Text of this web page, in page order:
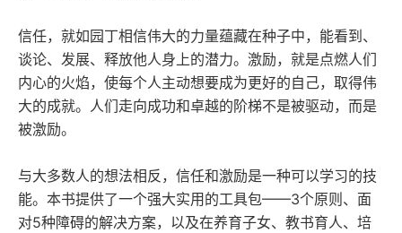
信任，就如园丁相信伟大的力量蕴藏在种子中，能看到、
谈论、发展、释放他人身上的潜力。激励，就是点燃人们
内心的火焰，使每个人主动想要成为更好的自己，取得伟
大的成就。人们走向成功和卓越的阶梯不是被驱动，而是
被激励。
与大多数人的想法相反，信任和激励是一种可以学习的技
能。本书提供了一个强大实用的工具包——3个原则、面
对5种障碍的解决方案，以及在养育子女、教书育人、培